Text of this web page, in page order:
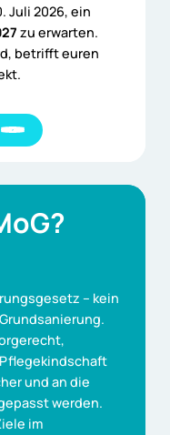
Juli 2026, ein
zu erwarten.
betrifft euren
– kein
und an die
werden.
im